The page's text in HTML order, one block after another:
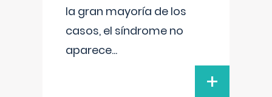
la gran mayoría de los
casos, el síndrome no
aparece...
+